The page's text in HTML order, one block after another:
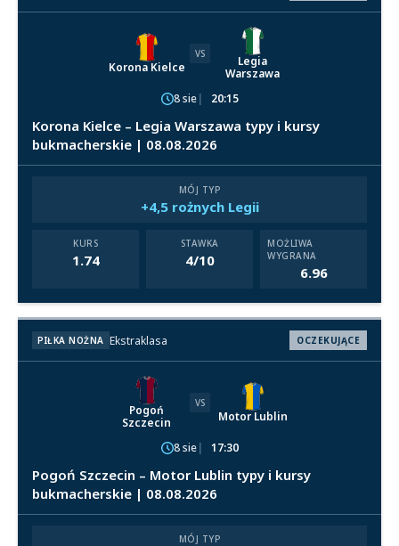
Korona Kielce
VS
Legia
Warszawa
8 sie
20:15
Korona Kielce – Legia Warszawa typy i kursy
bukmacherskie | 08.08.2026
MÓJ TYP
+4,5 rożnych Legii
KURS
1.74
STAWKA
4/10
MOŻLIWA
WYGRANA
6.96
PIŁKA NOŻNA Ekstraklasa OCZEKUJĄCE
Pogoń
Szczecin
VS
Motor Lublin
8 sie 17:30
Pogoń Szczecin – Motor Lublin typy i kursy
bukmacherskie | 08.08.2026
MÓJ TYP